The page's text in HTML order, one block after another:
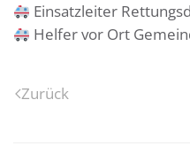
Einsatzleiter
Helfer vor Ort
Zurück